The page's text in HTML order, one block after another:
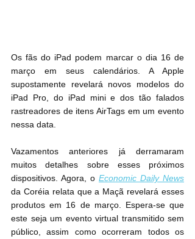
Os fãs do iPad podem marcar o dia 16 de
março em seus calendários. A Apple
supostamente revelará novos modelos do
iPad Pro, do iPad mini e dos tão falados
rastreadores de itens AirTags em um evento
nessa data.
Vazamentos anteriores já derramaram
muitos detalhes sobre esses próximos
dispositivos. Agora, o Economic Daily News
da Coréia relata que a Maçã revelará esses
produtos em 16 de março. Espera-se que
este seja um evento virtual transmitido sem
público, assim como ocorreram todos os